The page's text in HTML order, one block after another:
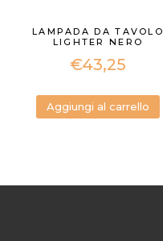
LAMPADA DA TAVOLO
LIGHTER NERO
€43,25
Aggiungi al carrello